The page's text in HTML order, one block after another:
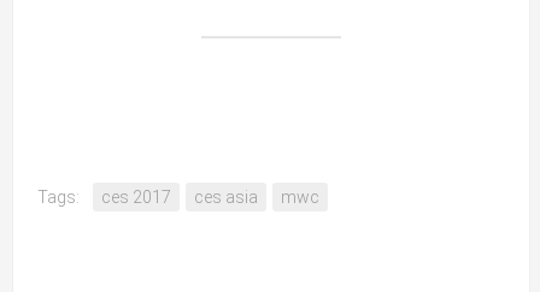
Tags: ces 2017 ces asia mwc